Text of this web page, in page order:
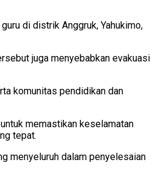
di distrik Anggruk, Yahukimo,
juga menyebabkan evakuasi
komunitas pendidikan dan
memastikan keselamatan
tepat.
menyeluruh dalam penyelesaian